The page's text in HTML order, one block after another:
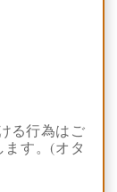
る行為はご
す。(オタ